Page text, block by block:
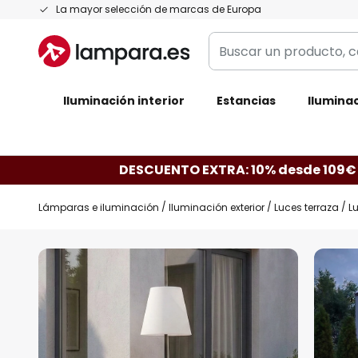
La mayor selección de marcas de Europa
Ir
contenido
Buscar
un
categoría,
Iluminación interior Estancias
DESCUENTO EXTRA: 10% desde
Lámparas e iluminación Iluminación exterior Luces terraza
Saltar
final